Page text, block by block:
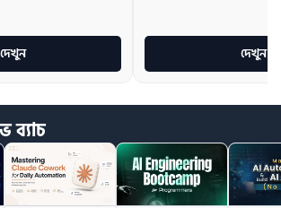
দেখুন দেখুন
ব্যাচ